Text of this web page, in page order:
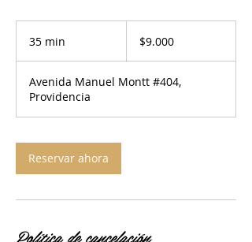
35 min
m
i
n
chilenos
$9.000
Avenida Manuel Montt #404,
Providencia
Reservar ahora
Política de cancelación